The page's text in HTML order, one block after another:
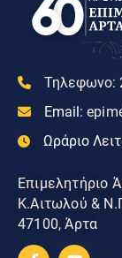
Τηλεφωνο:
Email:
Ωράριο
Επιμελητήριο
Κ.Αιτωλού &
47100, Άρτα